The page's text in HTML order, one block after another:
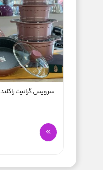
سرویس گرانیت راکلند ۱۲ پارچه